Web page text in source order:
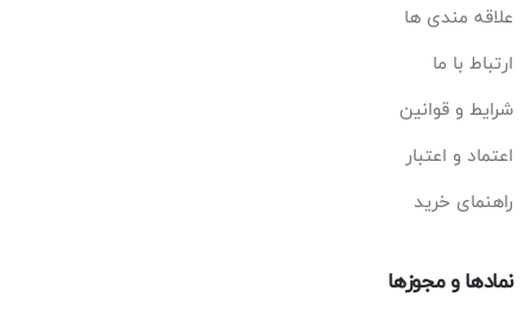
علاقه مندی ها
ارتباط با ما
شرایط و قوانین
اعتماد و اعتبار
راهنمای خرید
نمادها و مجوزها